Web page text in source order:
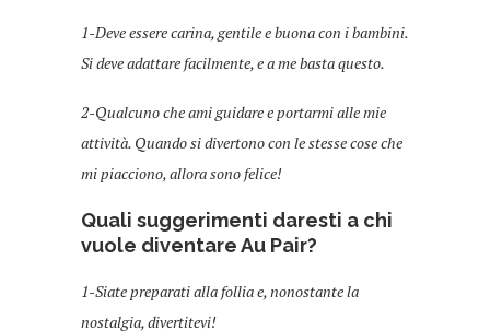
1-Deve essere carina, gentile e buona con i bambini.
Si deve adattare facilmente, e a me basta questo.
2-Qualcuno che ami guidare e portarmi alle mie
attività. Quando si divertono con le stesse cose che
mi piacciono, allora sono felice!
Quali suggerimenti daresti a chi
vuole diventare Au Pair?
1-Siate preparati alla follia e, nonostante la
nostalgia, divertitevi!